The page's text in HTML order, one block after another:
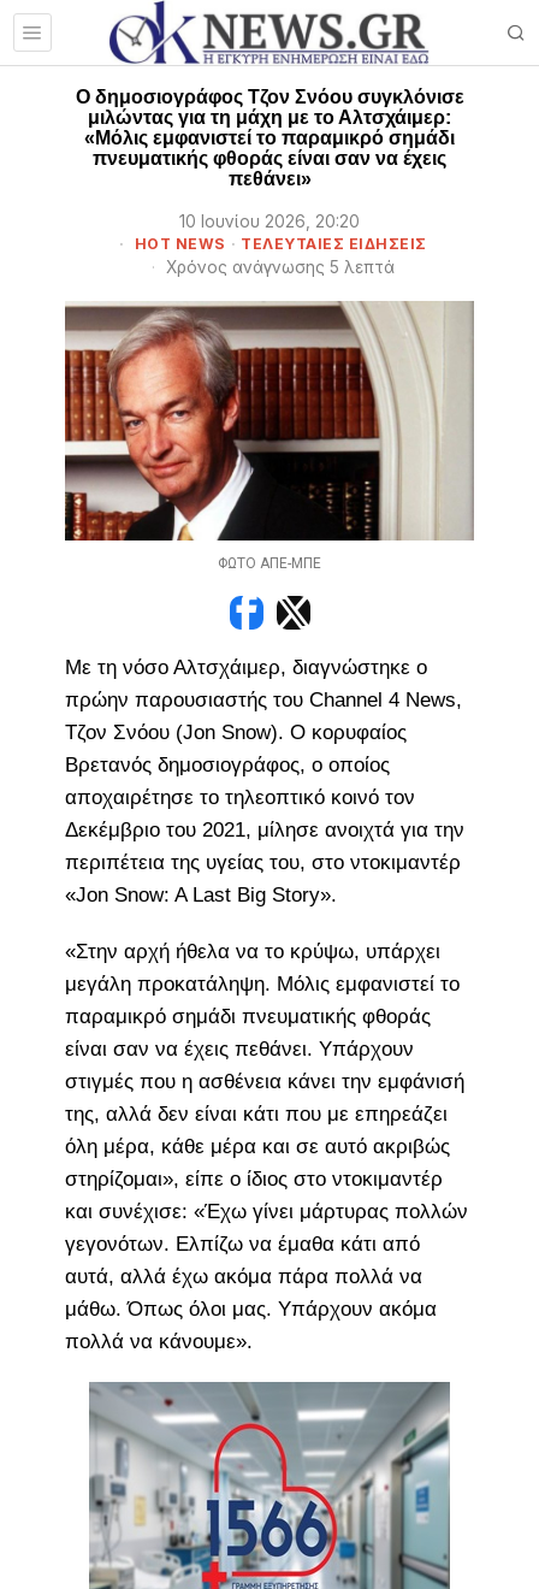
Ο δημοσιογράφος Τζον Σνόου συγκλόνισε
μιλώντας για τη μάχη με το Αλτσχάιμερ:
«Μόλις εμφανιστεί το παραμικρό σημάδι
πνευματικής φθοράς είναι σαν να έχεις
πεθάνει»
10 Ιουνίου 2026, 20:20
HOT NEWS · ΤΕΛΕΥΤΑΙΕΣ ΕΙΔΗΣΕΙΣ
Χρόνος ανάγνωσης 5 λεπτά
ΦΩΤΟ ΑΠΕ-ΜΠΕ
Με τη νόσο Αλτσχάιμερ, διαγνώστηκε ο
πρώην παρουσιαστής του Channel 4 News,
Τζον Σνόου (Jon Snow). Ο κορυφαίος
Βρετανός δημοσιογράφος, ο οποίος
αποχαιρέτησε το τηλεοπτικό κοινό τον
Δεκέμβριο του 2021, μίλησε ανοιχτά για την
περιπέτεια της υγείας του, στο ντοκιμαντέρ
«Jon Snow: A Last Big Story».
«Στην αρχή ήθελα να το κρύψω, υπάρχει
μεγάλη προκατάληψη. Μόλις εμφανιστεί το
παραμικρό σημάδι πνευματικής φθοράς
είναι σαν να έχεις πεθάνει. Υπάρχουν
στιγμές που η ασθένεια κάνει την εμφάνισή
της, αλλά δεν είναι κάτι που με επηρεάζει
όλη μέρα, κάθε μέρα και σε αυτό ακριβώς
στηρίζομαι», είπε ο ίδιος στο ντοκιμαντέρ
και συνέχισε: «Έχω γίνει μάρτυρας πολλών
γεγονότων. Ελπίζω να έμαθα κάτι από
αυτά, αλλά έχω ακόμα πάρα πολλά να
μάθω. Όπως όλοι μας. Υπάρχουν ακόμα
πολλά να κάνουμε».